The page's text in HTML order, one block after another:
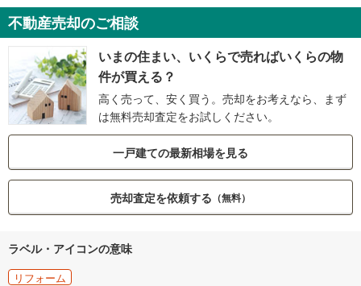
不動産売却のご相談
いまの住まい、いくらで売ればいくらの物
件が買える？
高く売って、安く買う。売却をお考えなら、まず
は無料売却査定をお試しください。
一戸建ての最新相場を見る
売却査定を依頼する （無料）
ラベル・アイコンの意味
リフォーム